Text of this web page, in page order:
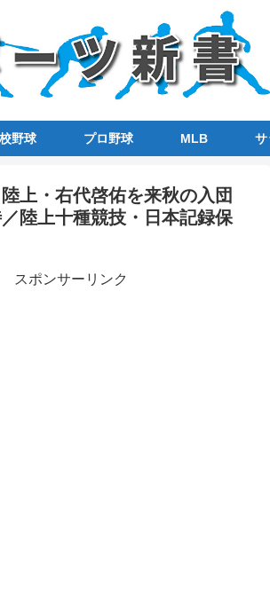
野球 プロ野球 MLB サ
陸上・右代啓佑を来秋の入団
陸上十種競技・日本記録保
スポンサーリンク